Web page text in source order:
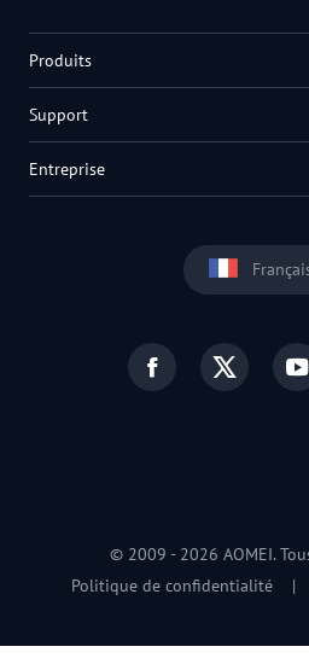
Produits
Support
Entreprise
© 2009 - 2026 AOMEI.
Politique de confidentialité
|